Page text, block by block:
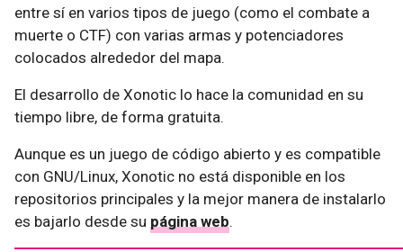
entre sí en varios tipos de juego (como el combate a
muerte o CTF) con varias armas y potenciadores
colocados alrededor del mapa.
El desarrollo de Xonotic lo hace la comunidad en su
tiempo libre, de forma gratuita.
Aunque es un juego de código abierto y es compatible
con GNU/Linux, Xonotic no está disponible en los
repositorios principales y la mejor manera de instalarlo
es bajarlo desde su página web.